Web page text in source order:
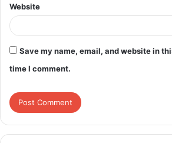
Website
Save my name, email, and website in
time I comment.